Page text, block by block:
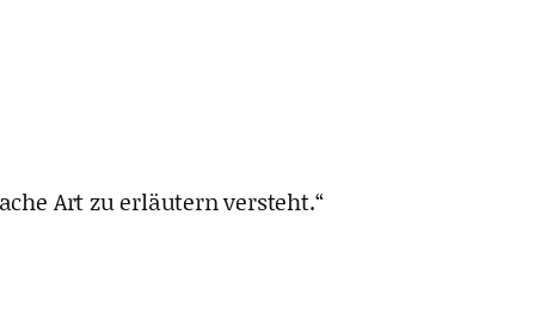
Art zu erläutern versteht.“